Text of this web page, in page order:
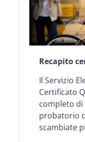
Recapito
Il Servizio
Certificato
completo di
probatorio
scambiate